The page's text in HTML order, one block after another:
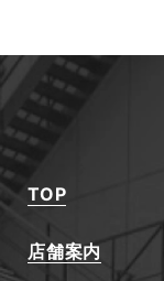
TOP
店舗案内